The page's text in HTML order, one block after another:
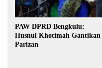
PAW DPRD Bengkulu:
Husnul Khotimah Gantikan
Parizan